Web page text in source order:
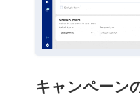
キャンペーン